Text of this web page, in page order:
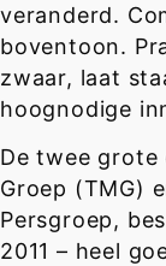
veranderd.
boventoon.
zwaar, laat
hoognodige
De twee grote
Groep (TMG)
Persgroep,
2011 – heel